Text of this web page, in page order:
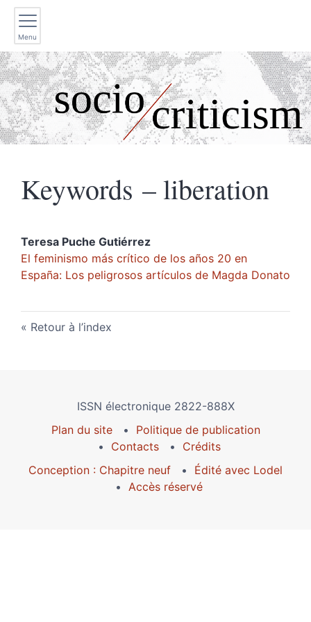
Menu
Keywords – liberation
Teresa Puche Gutiérrez
El feminismo más crítico de los años 20 en
España: Los peligrosos artículos de Magda Donato
Retour à l’index
ISSN électronique 2822-888X
Plan du site
Politique de publication
Contacts
Crédits
Conception : Chapitre neuf
Édité avec Lodel
Accès réservé